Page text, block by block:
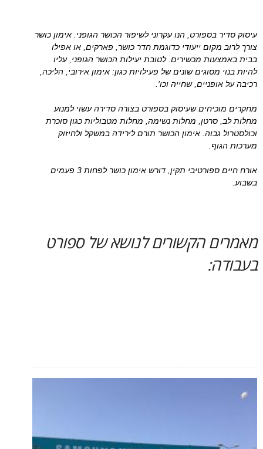
עיסוק סדיר בספורט, הנו עקרוני לשיפור הכושר הגופני. אימון כושר
צורך לרוב מקום ייעודי כדוגמת חדר כושר, פארקים, או אפילו
בבית באמצעות מכשירים. לטובת יעילות הכושר הגופני, עליו
להיות בנוי מסוגים שונים של פעילויות כגון: אימון אירובי, הליכה,
רכיבה על אופניים, שחייה וכו'.
מחקרים מוכיחים שעיסוק בספורט בצורה סדירה עשוי למנוע
מחלות לב, סרטן, מחלות נשימה, מחלות מטבוליות כגון סוכרת
וכולסטרול גבוה. אימון הכושר תורם לירידה במשקל ולחיזוק
מערכות הגוף.
אורח חיים ספורטיבי תקין, דורש אימון כושר לפחות 3 פעמים
בשבוע.
מאמרים הקשורים לנושא של ספורט
בעבודה: